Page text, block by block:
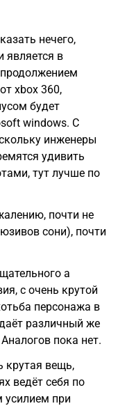
нечего,
является в
xbox 360,
будет
windows. С
инженеры
удивить
тут лучше по
почти не
сони), почти
а
с очень крутой
персонажа в
различный же
пока нет.
крутая вещь,
ведёт себя по
усилием при